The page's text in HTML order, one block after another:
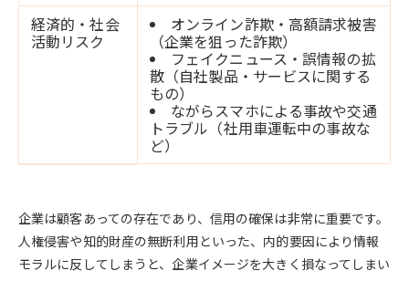
経済的・社会
活動リスク
オンライン詐欺・高額請求被害
（企業を狙った詐欺）
フェイクニュース・誤情報の拡
散（自社製品・サービスに関する
もの）
ながらスマホによる事故や交通
トラブル（社用車運転中の事故な
ど）
企業は顧客あっての存在であり、信用の確保は非常に重要です。
人権侵害や知的財産の無断利用といった、内的要因により情報
モラルに反してしまうと、企業イメージを大きく損なってしまい